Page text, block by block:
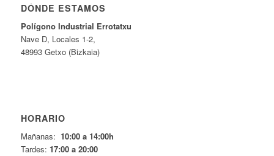
DÓNDE ESTAMOS
Polígono Industrial Errotatxu
Nave D, Locales 1-2,
48993 Getxo (Bizkaia)
HORARIO
Mañanas: 10:00 a 14:00h
Tardes: 17:00 a 20:00